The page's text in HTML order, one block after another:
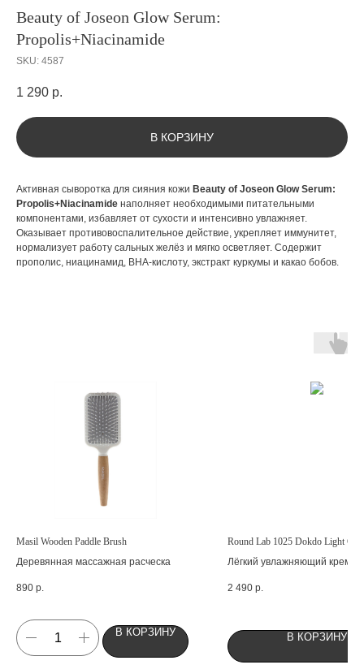
Beauty of Joseon Glow Serum:
Propolis+Niacinamide
SKU: 4587
1 290 р.
В КОРЗИНУ
Активная сыворотка для сияния кожи Beauty of Joseon Glow Serum:
Propolis+Niacinamide наполняет необходимыми питательными
компонентами, избавляет от сухости и интенсивно увлажняет.
Оказывает противовоспалительное действие, укрепляет иммунитет,
нормализует работу сальных желёз и мягко осветляет. Содержит
прополис, ниацинамид, BHA-кислоту, экстракт куркумы и какао бобов.
Masil Wooden Paddle Brush
Деревянная массажная расческа
890 р.
В КОРЗИНУ
Round Lab 1025 Dokdo Light
Лёгкий увлажняющий крем с
2 490 р.
В КОРЗИНУ